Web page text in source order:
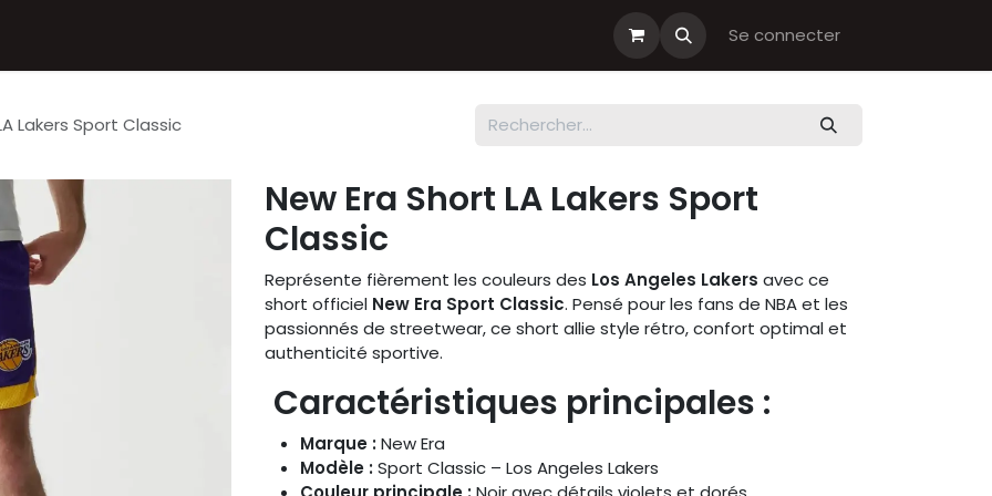
Boutiques Club Se connecter
Lakers Sport Classic
New Era Short LA Lakers Sport
Classic
Représente fièrement les couleurs des Los Angeles Lakers avec ce
short officiel New Era Sport Classic. Pensé pour les fans de NBA et les
passionnés de streetwear, ce short allie style rétro, confort optimal et
authenticité sportive.
Caractéristiques principales :
Marque :New Era
Modèle :Sport Classic – Los Angeles Lakers